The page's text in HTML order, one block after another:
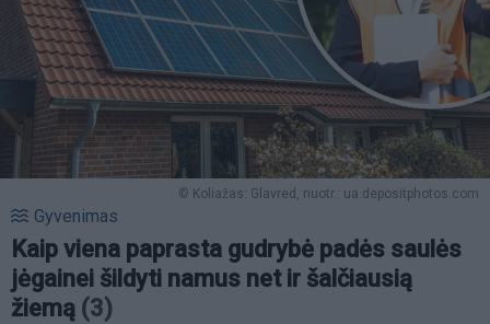
© Koliažas: Glavred, nuotr.: ua.depositphotos.com
Gyvenimas
Kaip viena paprasta gudrybė padės saulės
jėgainei šildyti namus net ir šalčiausią
žiemą (3)